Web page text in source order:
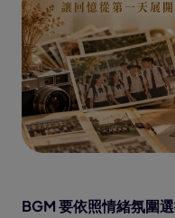
BGM 要依照情緒氛圍